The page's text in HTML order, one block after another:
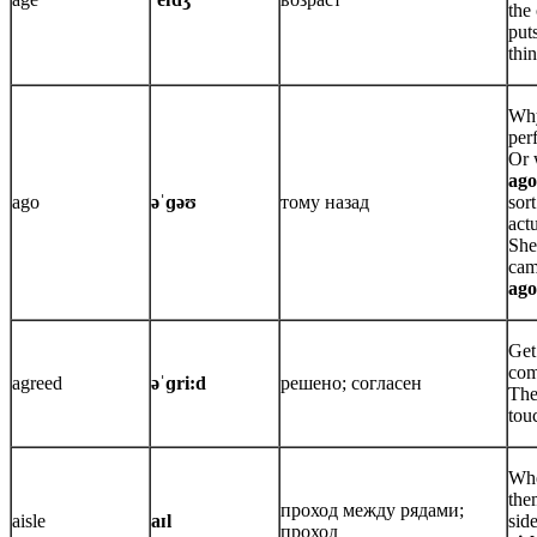
the
ago əˈɡəʊ тому назад
Or
ago
ago
agreed əˈɡri:d решено; согласен
aisle aɪl
проход между рядами;
проход